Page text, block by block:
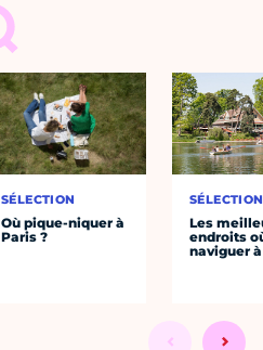
SÉLECTION
Où pique-niquer à
Paris ?
SÉLECTION
Les
endroits
naviguer